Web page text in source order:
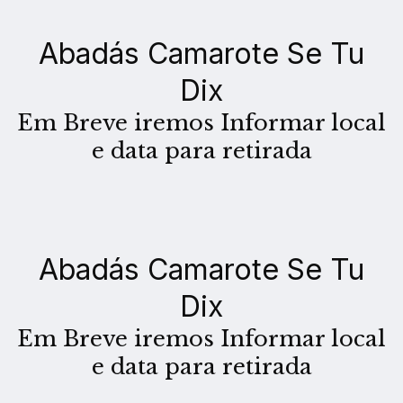
Abadás Camarote Se Tu
Dix
Em Breve iremos Informar local
e data para retirada
Abadás Camarote Se Tu
Dix
Em Breve iremos Informar local
e data para retirada